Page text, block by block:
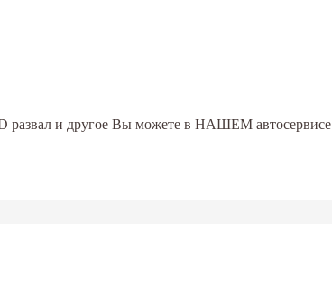
развал и другое Вы можете в НАШЕМ автосервисе